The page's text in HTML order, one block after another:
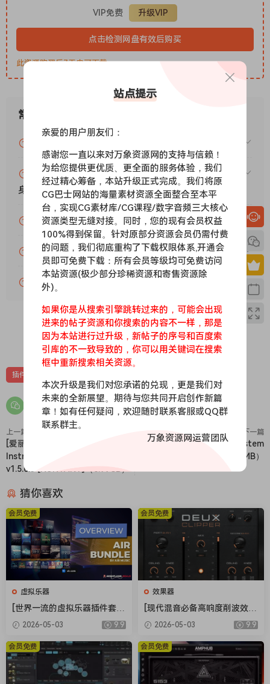
尽情享用！
您可以同时使用 R2R 版本和合法版本，
只需选择不同的设备进行激活即可。
我们建议您将合法许可证放在可移动设备上。
但是，由于所有最新的 PA 插件均由 R2R 发布，因此您没有理由
—————-
1) 激活后部分插件失效
您使用了旧版的密钥生成器，它们不支持所有最新插件。
请始终使用最新版本。
另一种可能的情况是您混用了合法插件和 R2R 插件，
导致您的合法许可证被 R2R 许可证覆盖。
之后，合法插件会要求您输入许可证。
2) 重启电脑后插件失效
因为您的“设备 ID”由于某些原因发生了更改。
请联系开发者寻求解决方案。
TEAM R2R 2026
点击查看
R2R 使用 WinRAR 打包时选择了非常大的字典文件。因此，您
可能只能使用最新版本的 WinRAR（点击下载） 解压！
“字典文件过大警告：
Runtime.txt
文件大小为 15 GB，超过 4 GB 的限制，需要超过 15 GB 的内存
才能 解压。
此套装包含目前所有可用内容，但不包括 MEGA 精选集。
MEGA Sampler。
Pluqin Alliance 已经停止销售“ALL Bundle”、
“Cyber​​ Bundle”和“MEGA
Bundle”这些套装了。我们对这些平淡无奇的套
装名称深表歉意！
因为 Made-by-bx 的大部分插件都将在 2026 年
更新，所以是时候
重新安装所有插件了。
在构建/处理此版本的自动化流程时，
我们发现 PA 安装管理器存在很多问题。它缺少
安装程序应该包含的许多文件（包括一些插件二
进制文件）。此外，
VIP免费 升级VIP
点击检测网盘有效后购买
此资源购买后7天内可下载。
常见问题
赞助包月VIP（或包年VIP）后能升级包年（或终
身VIP）吗？
为什么付款了未开通VIP会员？
账号可以分享或者借给别人用吗？
VIP会员剩余时间查询？
0 0
插件
上一篇
[爱丽丝钢琴音源] Native
Instruments Alicias Keys
v1.5.0.3 [KONTAKT]（6.99GB）
下一篇
[R2R 新工具] TEAM R2R System
v1.1.0-R2R [WiN]（22.46MB）
猜你喜欢
虚拟乐器
[世界一流的虚拟乐器插件套
装] AIR Music Technology In
struments Bundle 2025-R2
R [WiN]（5.92GB）
2026-05-03 9.9
会员免费
效果器
[现代混音必备高响度削波效果
插件] Audioloom Maciel Aud
io Deux Clipper v1.0.0 [WiN,
MacOSX]（34.5MB+145MB)
2026-05-03 9.9
会员免费
会员免费 会员免费
站点提示
亲爱的用户朋友们：
感谢您一直以来对万象资源网的支持与信赖！
为给您提供更优质、更全面的服务体验，我们
经过精心筹备，本站升级正式完成。我们将原
CG巴士网站的海量素材资源全面整合至本平
台，实现CG素材库/CG课程/数字音频三大核心
资源类型无缝对接。同时，您的现有会员权益
100%得到保留。针对原部分资源会员仍需付费
的问题，我们彻底重构了下载权限体系,开通会
员即可免费下载：所有会员等级均可免费访问
本站资源(极少部分珍稀资源和寄售资源除
外)。
如果你是从搜索引擎跳转过来的，可能会出现
进来的帖子资源和你搜索的内容不一样，那是
因为本站进行过升级，新帖子的序号和百度索
引库的不一致导致的，你可以用关键词在搜索
框中重新搜索相关资源。
本次升级是我们对您承诺的兑现，更是我们对
未来的全新展望。期待与您共同开启创作新篇
章！如有任何疑问，欢迎随时联系客服或QQ群
联系群主。
万象资源网运营团队